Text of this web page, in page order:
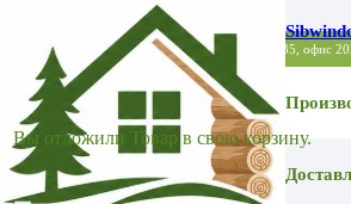
Точка выдачи заказов: МО, Балашиха, Советская 35, офис
Вы отложили Товар в свою корзину.